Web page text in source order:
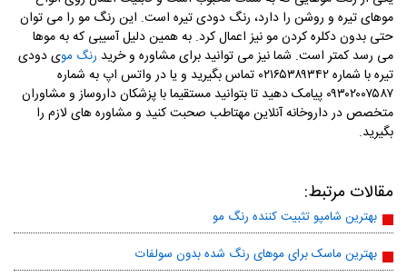
موهای تیره و روشن را دارد، رنگ دودی تیره است. این رنگ مو را می توان
حتی بدون دکلره کردن مو نیز اعمال کرد. به همین دلیل آسیبی که به موها
می رسد کمتر است. شما نیز می توانید برای مشاوره و خرید رنگ موی دودی
تیره با شماره ۰۲۱۶۵۳۸۹۳۴۲ تماس بگیرید و یا در واتس اپ به شماره
۰۹۳۰۲۰۰۷۵۸۷ پیامک دهید تا بتوانید مستقیما با پزشکان داروساز و مشاوران
متخصص در داروخانه آنلاین مهتاطب صحبت کنید و مشاوره های لازم را
بگیرید.
مقالات مرتبط:
بهترین شامپو تثبیت کننده رنگ مو
بهترین ماسک برای موهای رنگ شده بدون سولفات